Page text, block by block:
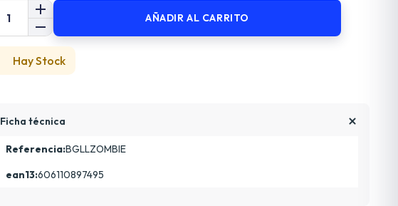
AÑADIR AL CARRITO
Hay Stock
Ficha técnica
Referencia:BGLLZOMBIE
ean13:606110897495